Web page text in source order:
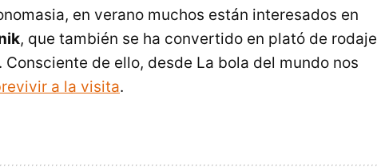
en verano muchos están interesados en
, que también se ha convertido en plató de rodaje
. Consciente de ello, desde La bola del mundo nos
a la visita.